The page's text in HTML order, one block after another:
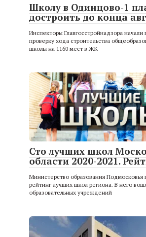
Школу в Одинцово-1
достроить до конца
Инспекторы Главгосстройнадзора начали
проверку хода строительства
школы на 1160 мест в ЖК
Сто лучших школ
области 2020-2021.
Министерство образования Подмосковья
рейтинг лучших школ региона. В него
образовательных учреждений